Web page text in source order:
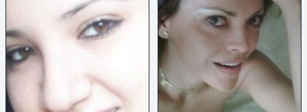
ZOBRAZIT INZERÁT ZOBRAZIT INZERÁT